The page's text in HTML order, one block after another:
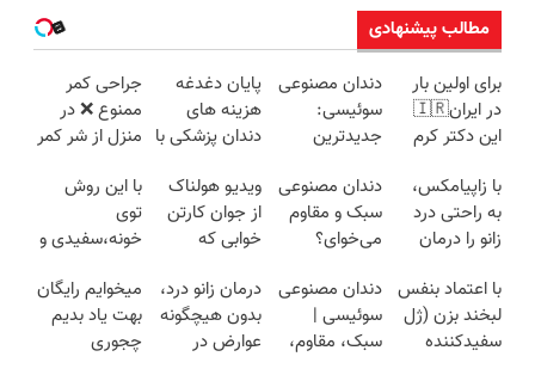
مطالب پیشنهادی
برای اولین بار
در ایران🇮🇷
این دکتر کرم
روزه ساخت!
دندان مصنوعی
سوئیسی:
جدیدترین
سبک و مقاوم |
پرداخت قسطی
پایان دغدغه
هزینه های
دندان پزشکی با
کننده خانگی
جراحی کمر
ممنوع ❌ در
منزل از شر کمر
شوید◂پرسش‌نامه
با زاپیامکس،
به راحتی درد
زانو را درمان
دندان مصنوعی
سبک و مقاوم
می‌خوای؟
اقساطی هم
داریم!😍 | 📍
تهران
ویدیو هولناک
از جوان کارتن
خوابی که
آموزش رایگان
با این روش
توی
خونه،سفیدی و
برگردون
(40%off)
با اعتماد بنفس
لبخند بزن (ژل
سفیدکننده
دندان مصنوعی
سوئیسی |
سبک، مقاوم،
درمان زانو درد،
بدون هیچگونه
عوارض در
میخوایم رایگان
بهت یاد بدیم
چجوری